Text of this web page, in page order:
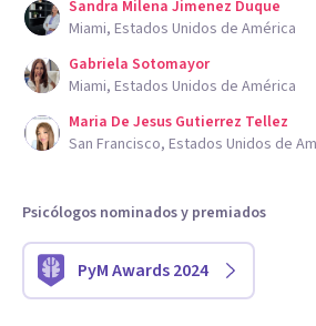
Sandra Milena Jimenez Duque
Miami, Estados Unidos de América
Gabriela Sotomayor
Miami, Estados Unidos de América
Maria De Jesus Gutierrez Tellez
San Francisco, Estados Unidos de
Psicólogos nominados y premiados
PyM Awards 2024